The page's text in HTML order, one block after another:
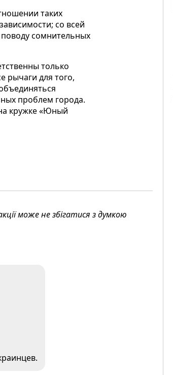
таких
со всей
сомнительных
только
рычаги для того,
проблем города.
кружке «Юный
може не збігатися з думкою